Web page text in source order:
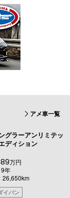
アメ車一覧
グラーアンリミテッ
ディション
万円
年
26,650km
イバン